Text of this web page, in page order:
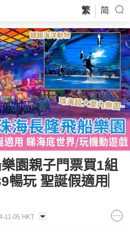
繁 简
園親子門票買1組
暢玩 聖誕假適用︳
11-05 HKT